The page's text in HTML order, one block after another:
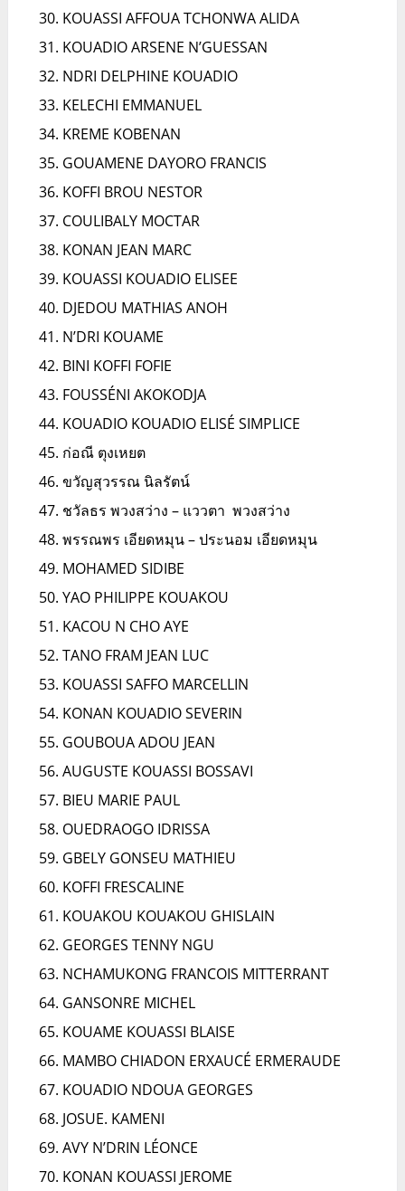
KOUASSI AFFOUA TCHONWA ALIDA
KOUADIO ARSENE N’GUESSAN
NDRI DELPHINE KOUADIO
KELECHI EMMANUEL
KREME KOBENAN
GOUAMENE DAYORO FRANCIS
KOFFI BROU NESTOR
COULIBALY MOCTAR
KONAN JEAN MARC
KOUASSI KOUADIO ELISEE
DJEDOU MATHIAS ANOH
N’DRI KOUAME
BINI KOFFI FOFIE
FOUSSÉNI AKOKODJA
KOUADIO KOUADIO ELISÉ SIMPLICE
ก่อณี ตุงเหยต
ขวัญสุวรรณ นิลรัตน์
ชวัลธร พวงสว่าง – แววตา พวงสว่าง
พรรณพร เอียดหมุน – ประนอม เอียดหมุน
MOHAMED SIDIBE
YAO PHILIPPE KOUAKOU
KACOU N CHO AYE
TANO FRAM JEAN LUC
KOUASSI SAFFO MARCELLIN
KONAN KOUADIO SEVERIN
GOUBOUA ADOU JEAN
AUGUSTE KOUASSI BOSSAVI
BIEU MARIE PAUL
OUEDRAOGO IDRISSA
GBELY GONSEU MATHIEU
KOFFI FRESCALINE
KOUAKOU KOUAKOU GHISLAIN
GEORGES TENNY NGU
NCHAMUKONG FRANCOIS MITTERRANT
GANSONRE MICHEL
KOUAME KOUASSI BLAISE
MAMBO CHIADON ERXAUCÉ ERMERAUDE
KOUADIO NDOUA GEORGES
JOSUE. KAMENI
AVY N’DRIN LÉONCE
KONAN KOUASSI JEROME